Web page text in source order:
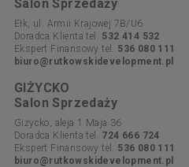
Salon Sprzedaży
Ełk, ul. Armii Krajowej 7B/U6
Doradca Klienta tel. 532 414 532
Ekspert Finansowy tel. 536 080 111
biuro@rutkowskidevelopment.pl
GIŻYCKO
Salon Sprzedaży
Giżycko, aleja 1 Maja 36
Doradca Klienta tel. 724 666 724
Ekspert Finansowy tel. 536 080 111
biuro@rutkowskidevelopment.pl